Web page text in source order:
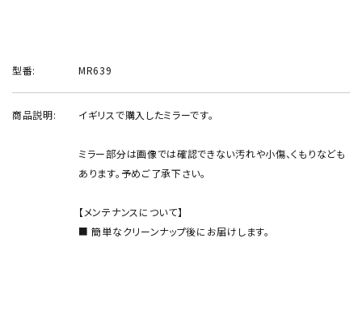
型番: MR639
商品説明: イギリスで購入したミラーです。
ミラー部分は画像では確認できない汚れや小傷、くもりなども
あります。予めご了承下さい。
【メンテナンスについて】
■ 簡単なクリーンナップ後にお届けします。